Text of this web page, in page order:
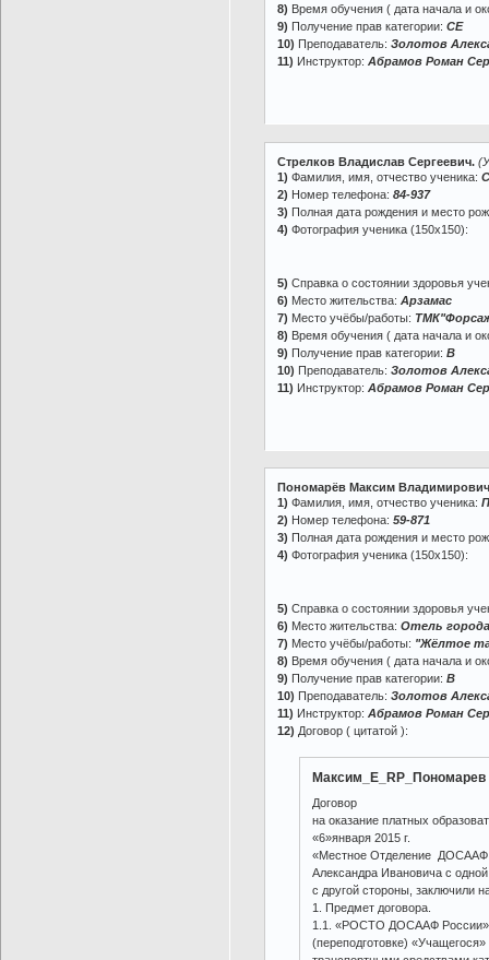
8) Время обучения ( дата начала и
9) Получение прав категории: СЕ
10) Преподаватель: Золотов
11) Инструктор: Абрамов Роман
Стрелков Владислав Сергеевич.
1) Фамилия, имя, отчество ученика:
2) Номер телефона: 84-937
3) Полная дата рождения и место
4) Фотография ученика (150х150):
5) Справка о состоянии здоровья
6) Место жительства: Арзамас
7) Место учёбы/работы:
8) Время обучения ( дата начала и
9) Получение прав категории: B
10) Преподаватель: Золотов
11) Инструктор: Абрамов Роман
Пономарёв Максим
1) Фамилия, имя, отчество ученика:
2) Номер телефона: 59-871
3) Полная дата рождения и место
4) Фотография ученика (150х150):
5) Справка о состоянии здоровья
6) Место жительства: Отель
7) Место учёбы/работы: "Жёлтое
8) Время обучения ( дата начала и
9) Получение прав категории: В
10) Преподаватель: Золотов
11) Инструктор: Абрамов Роман
12) Договор ( цитатой ):
Максим_E_RP_Пономарев
Договор
на оказание платных
«6»января 2015 г.
«Местное Отделение ДОСААФ
Александра Ивановича с
с другой стороны, заключили
1. Предмет договора.
1.1. «РОСТО ДОСААФ России»
(переподготовке)